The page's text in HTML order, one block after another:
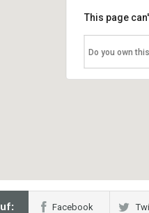
This page
Do you own
Facebook